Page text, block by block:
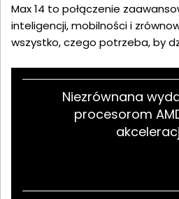
Max 14 to połączenie
inteligencji, mobilności i
wszystko, czego potrzeba, by
Niezrównana
procesorom